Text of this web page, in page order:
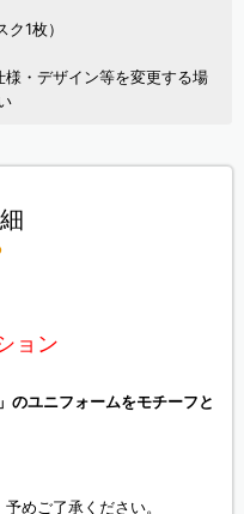
1枚）
・デザイン等を変更する場
ョン
のユニフォームをモチーフと
めご了承ください。